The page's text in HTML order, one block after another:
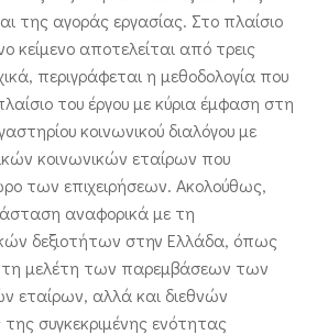
της αγοράς εργασίας. Στο πλαίσιο
κείμενο αποτελείται από τρεις
περιγράφεται η μεθοδολογία που
του έργου με κύρια έμφαση στη
κοινωνικού διαλόγου με
κοινωνικών εταίρων που
των επιχειρήσεων. Ακολούθως,
αναφορικά με τη
δεξιοτήτων στην Ελλάδα, όπως
μελέτη των παρεμβάσεων των
εταίρων, αλλά και διεθνών
συγκεκριμένης ενότητας